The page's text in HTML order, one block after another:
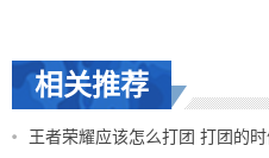
相关推荐
王者荣耀应该怎么打团 打团的